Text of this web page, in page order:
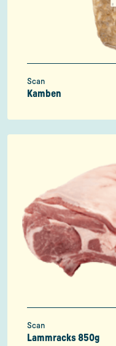
Scan
Kamben
Scan
Lammracks 850g